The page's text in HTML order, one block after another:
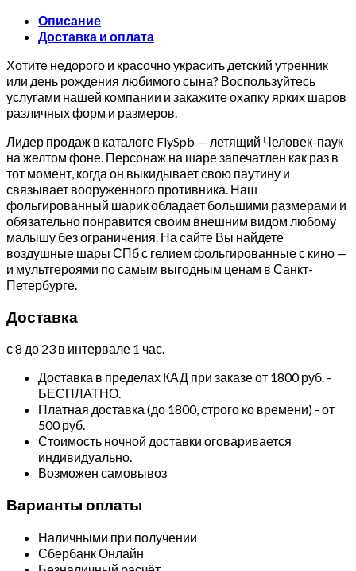
Описание
Доставка и оплата
Хотите недорого и красочно украсить детский утренник
или день рождения любимого сына? Воспользуйтесь
услугами нашей компании и закажите охапку ярких шаров
различных форм и размеров.
Лидер продаж в каталоге FlySpb — летящий Человек-паук
на желтом фоне. Персонаж на шаре запечатлен как раз в
тот момент, когда он выкидывает свою паутину и
связывает вооруженного противника. Наш
фольгированный шарик обладает большими размерами и
обязательно понравится своим внешним видом любому
малышу без ограничения. На сайте Вы найдете
воздушные шары СПб с гелием фольгированные с кино —
и мультгероями по самым выгодным ценам в Санкт-
Петербурге.
Доставка
с 8 до 23 в интервале 1 час.
Доставка в пределах КАД при заказе от 1800 руб. -
БЕСПЛАТНО.
Платная доставка (до 1800, строго ко времени) - от
500 руб.
Стоимость ночной доставки оговаривается
индивидуально.
Возможен самовывоз
Варианты оплаты
Наличными при получении
Сбербанк Онлайн